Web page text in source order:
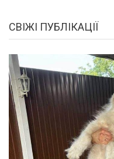
СВІЖІ ПУБЛІКАЦІЇ